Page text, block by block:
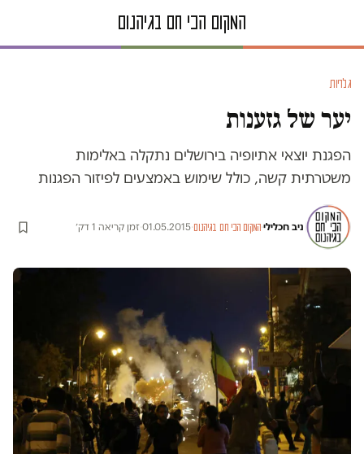
גלריות
יער של גזענות
הפגנת יוצאי אתיופיה בירושלים נתקלה באלימות
משטרתית קשה, כולל שימוש באמצעים לפיזור הפגנות
ניב חכלילי·המקום הכי חם בגיהנום·
01.05.2015
·זמן קריאה 1 דק׳